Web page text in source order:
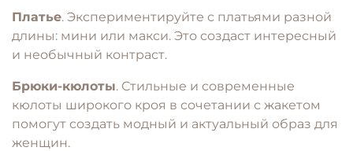
Платье. Экспериментируйте с платьями разной
длины: мини или макси. Это создаст интересный
и необычный контраст.
Брюки-кюлоты. Стильные и современные
кюлоты широкого кроя в сочетании с жакетом
помогут создать модный и актуальный образ для
женщин.